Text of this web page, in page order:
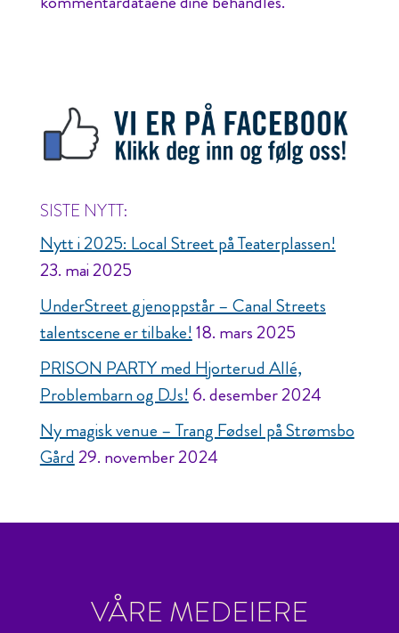
SISTE NYTT:
Nytt i 2025: Local Street på Teaterplassen!
23. mai 2025
UnderStreet gjenoppstår – Canal Streets
talentscene er tilbake!18. mars 2025
PRISON PARTY med Hjorterud Allé,
Problembarn og DJs!6. desember 2024
Ny magisk venue – Trang Fødsel på Strømsbo
Gård29. november 2024
VÅRE MEDEIERE